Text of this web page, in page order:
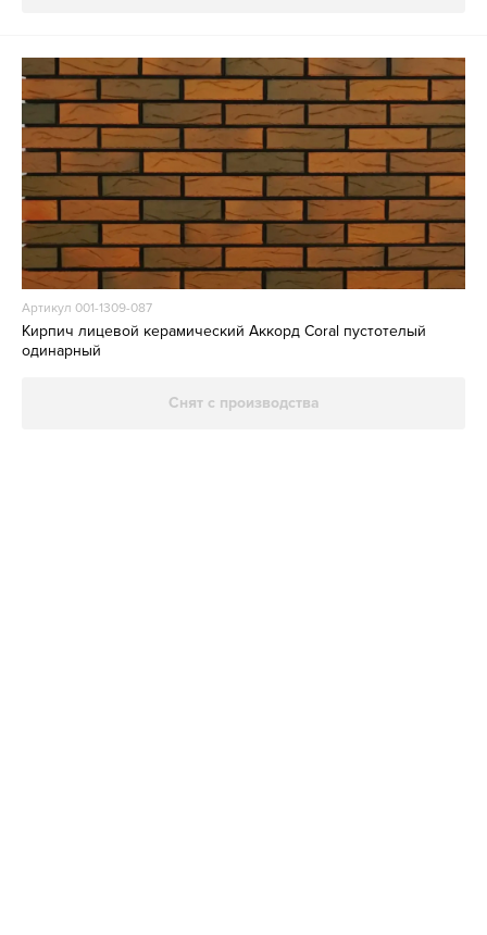
Артикул 001-1309-087
Кирпич лицевой керамический Аккорд Coral пустотелый
одинарный
Снят с производства